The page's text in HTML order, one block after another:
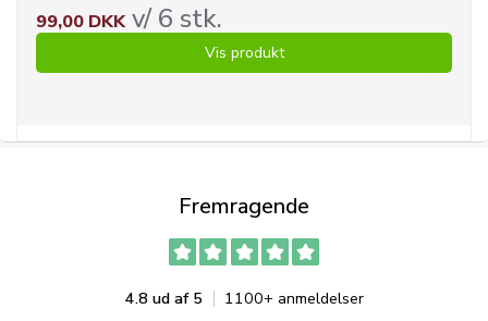
99,00 DKKv/ 6 stk.
Vis produkt
Fremragende
4.8 ud af 5 1100+ anmeldelser